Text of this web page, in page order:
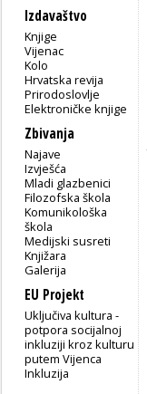
Izdavaštvo
Knjige
Vijenac
Kolo
Hrvatska revija
Prirodoslovlje
Elektroničke knjige
Zbivanja
Najave
Izvješća
Mladi glazbenici
Filozofska škola
Komunikološka
škola
Medijski susreti
Knjižara
Galerija
EU Projekt
Uključiva kultura -
potpora socijalnoj
inkluziji kroz kulturu
putem Vijenca
Inkluzija